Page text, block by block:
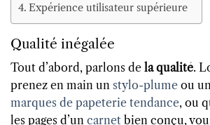
Expérience utilisateur supérieure
Qualité inégalée
Tout d’abord, parlons de la qualité.
prenez en main un stylo-plume ou un
marques de papeterie tendance, ou
les pages d’un carnet bien conçu,